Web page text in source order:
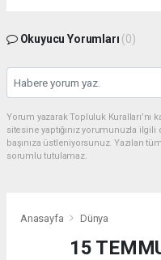
Okuyucu Yorumları (0)
Yorum yazarak Topluluk
sitesine yaptığınız yorumunuzla
başınıza üstleniyorsunuz. Yazılan
sorumlu tutulamaz.
Anasayfa Dünya
15